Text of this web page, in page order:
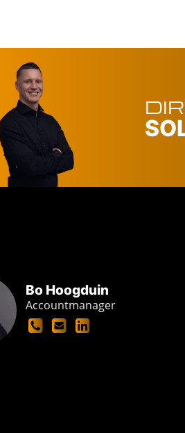
Bo Hoogduin
Accountmanager